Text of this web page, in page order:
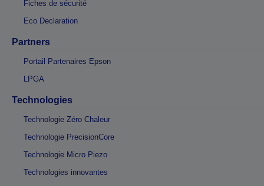
Fiches de sécurité
Eco Declaration
Partners
Portail Partenaires Epson
LPGA
Technologies
Technologie Zéro Chaleur
Technologie PrecisionCore
Technologie Micro Piezo
Technologies innovantes